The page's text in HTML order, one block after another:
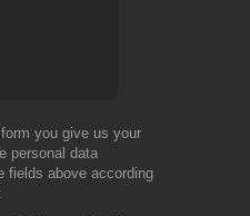
you give us your
personal data
fields above according